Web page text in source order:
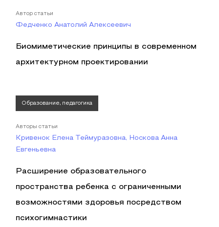
Автор статьи
Федченко Анатолий Алексеевич
Биомиметические принципы в современном
архитектурном проектировании
Образование, педагогика
Авторы статьи
Кривенок Елена Теймуразовна, Носкова Анна
Евгеньевна
Расширение образовательного
пространства ребенка с ограниченными
возможностями здоровья посредством
психогимнастики